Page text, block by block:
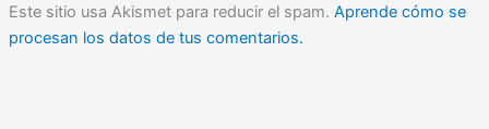
Este sitio usa Akismet para reducir el spam. Aprende cómo se
procesan los datos de tus comentarios.